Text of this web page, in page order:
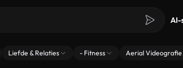
AI-
Liefde & Relaties - Fitness Aerial Videografie